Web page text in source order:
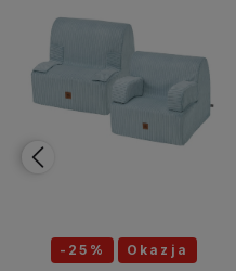
-25% Okazja